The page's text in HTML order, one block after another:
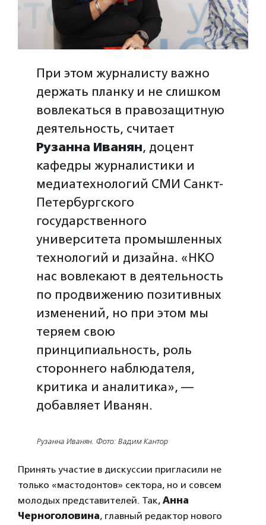
При этом журналисту важно
держать планку и не слишком
вовлекаться в правозащитную
деятельность, считает
Рузанна Иванян, доцент
кафедры журналистики и
медиатехнологий СМИ Санкт-
Петербургского
государственного
университета промышленных
технологий и дизайна. «НКО
нас вовлекают в деятельность
по продвижению позитивных
изменений, но при этом мы
теряем свою
принципиальность, роль
стороннего наблюдателя,
критика и аналитика», —
добавляет Иванян.
Рузанна Иванян. Фото: Вадим Кантор
Принять участие в дискуссии пригласили не
только «мастодонтов» сектора, но и совсем
молодых представителей. Так, Анна
Черноголовина, главный редактор нового